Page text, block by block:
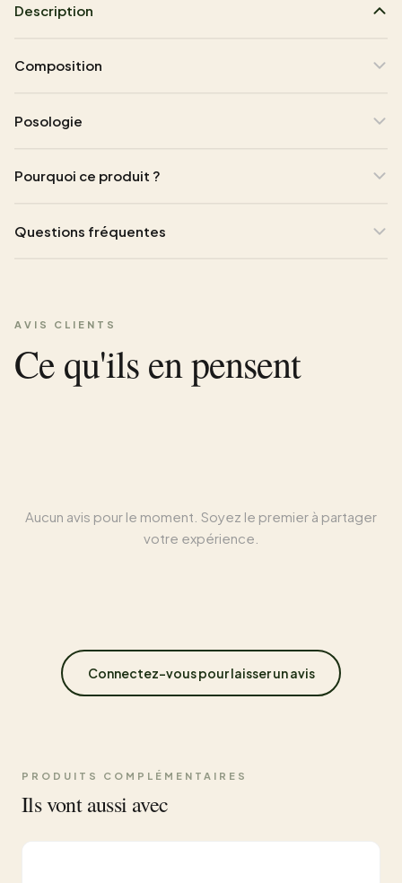
Description
Composition
Posologie
Pourquoi ce produit ?
Questions fréquentes
AVIS CLIENTS
Ce qu'ils en pensent
Aucun avis pour le moment. Soyez le premier à partager
votre expérience.
Connectez-vous pour laisser un avis
PRODUITS COMPLÉMENTAIRES
Ils vont aussi avec